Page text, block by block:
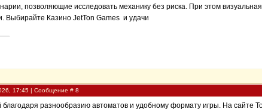
позволяющие исследовать механику без риска. При этом
Выбирайте Казино JetTon Games и удачи
17:45 | Сообщение # 8
разнообразию автоматов и удобному формату игры. На сайте